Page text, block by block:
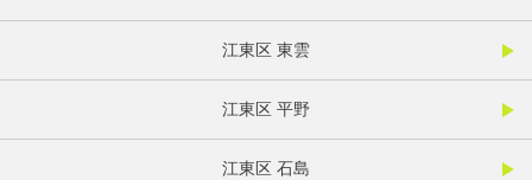
江東区 東雲
江東区 平野
江東区 石島